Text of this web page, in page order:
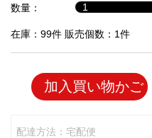
数量：
在庫：99件 販売個数：1件
加入買い物かご
配達方法：宅配便